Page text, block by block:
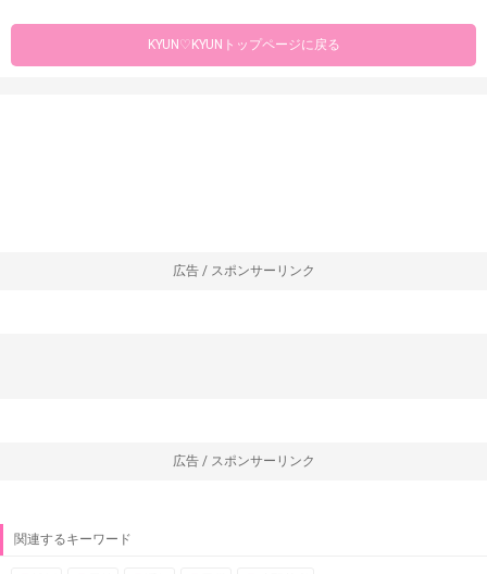
KYUN♡KYUNトップページに戻る
広告 / スポンサーリンク
広告 / スポンサーリンク
関連するキーワード